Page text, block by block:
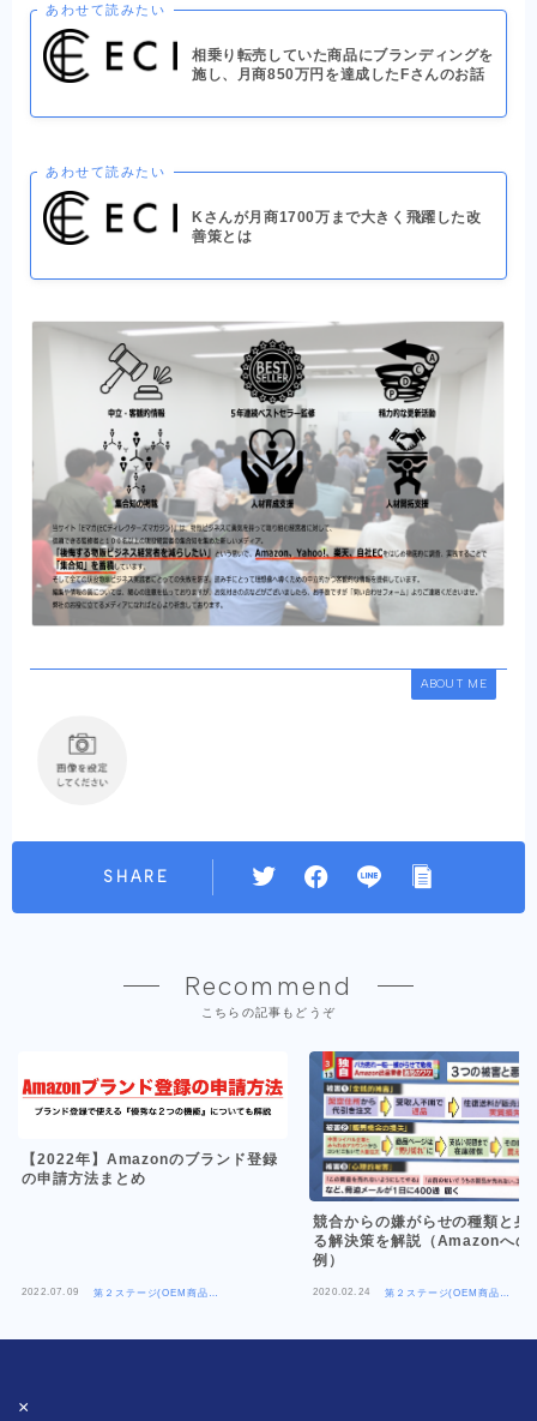
あわせて読みたい
相乗り転売していた商品にブランディングを
施し、月商850万円を達成したFさんのお話
あわせて読みたい
Kさんが月商1700万まで大きく飛躍した改
善策とは
ABOUT ME
SHARE
Recommend
こちらの記事もどうぞ
【2022年】Amazonのブランド登録
の申請方法まとめ
2022.07.09
第２ステージ(OEM商品
競合からの嫌がらせの種類と身
る解決策を解説（Amazonへの
例）
2020.02.24
第２ステージ(OEM商品
×